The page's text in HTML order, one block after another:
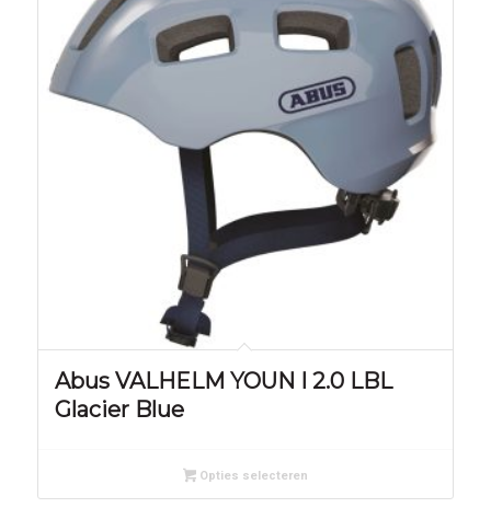
Abus VALHELM YOUN I 2.0 LBL
Glacier Blue
Opties selecteren